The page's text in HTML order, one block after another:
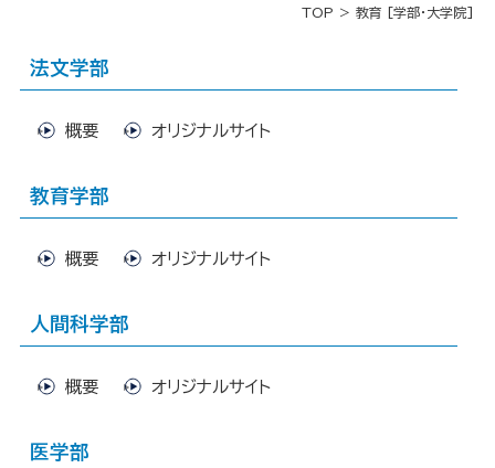
TOP 教育 [学部・大学院]
法文学部
概要 オリジナルサイト
教育学部
概要 オリジナルサイト
人間科学部
概要 オリジナルサイト
医学部